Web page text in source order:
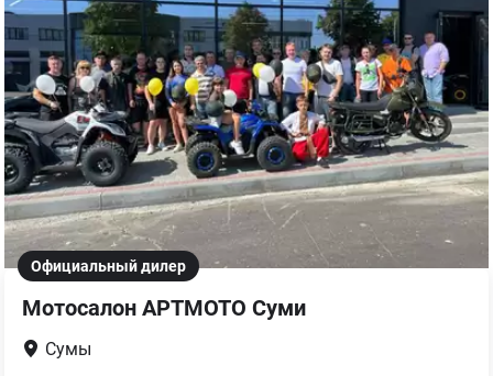
Официальный дилер
Мотосалон АРТМОТО Суми
Сумы